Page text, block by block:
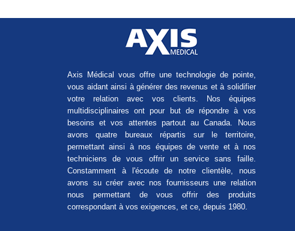
Axis Médical vous offre une technologie de pointe,
vous aidant ainsi à générer des revenus et à solidifier
votre relation avec vos clients. Nos équipes
multidisciplinaires ont pour but de répondre à vos
besoins et vos attentes partout au Canada. Nous
avons quatre bureaux répartis sur le territoire,
permettant ainsi à nos équipes de vente et à nos
techniciens de vous offrir un service sans faille.
Constamment à l'écoute de notre clientèle, nous
avons su créer avec nos fournisseurs une relation
nous permettant de vous offrir des produits
correspondant à vos exigences, et ce, depuis 1980.